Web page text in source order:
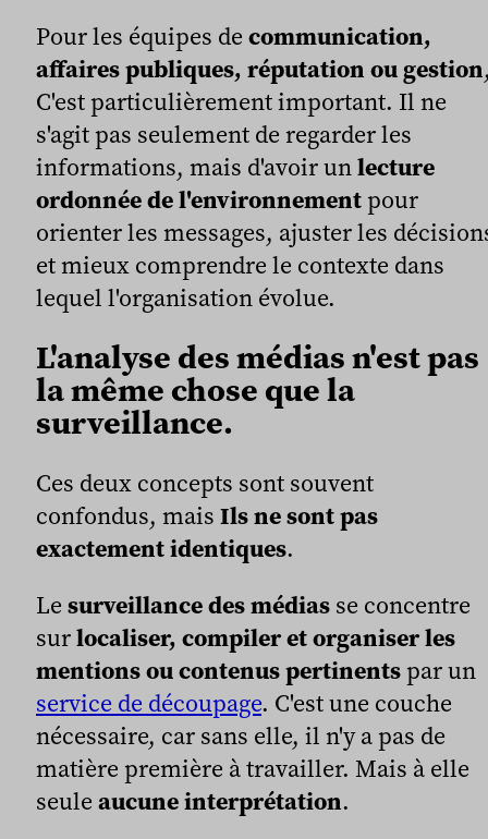
Pour les équipes de communication,
affaires publiques, réputation ou gestion
C'est particulièrement important. Il ne
s'agit pas seulement de regarder les
informations, mais d'avoir unlecture
ordonnée de l'environnementpour
orienter les messages, ajuster les
et mieux comprendre le contexte dans
lequel l'organisation évolue.
L'analyse des médias n'est pas
la même chose que la
surveillance.
Ces deux concepts sont souvent
confondus, mais Ils ne sont pas
exactement identiques.
Le surveillance des médias se concentre
surlocaliser, compiler et organiser les
mentions ou contenus pertinentspar un
service de découpage. C'est une couche
nécessaire, car sans elle, il n'y a pas de
matière première à travailler. Mais à elle
seule aucune interprétation.